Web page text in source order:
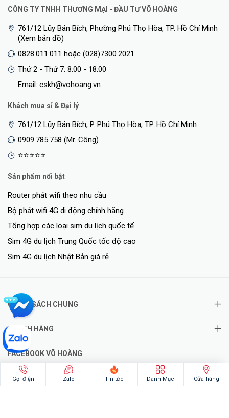
CÔNG TY TNHH THƯƠNG MẠI - ĐẦU TƯ VÕ HOÀNG
761/12 Lũy Bán Bích, Phường Phú Thọ Hòa, TP. Hồ Chí Minh
(Xem bản đồ)
0828.011.011 hoặc (028)7300.2021
Thứ 2 - Thứ 7: 8:00 - 18:00
Email: cskh@vohoang.vn
Khách mua sỉ & Đại lý
761/12 Lũy Bán Bích, P. Phú Thọ Hòa, TP. Hồ Chí Minh
0909.785.758 (Mr. Công)
⭐⭐⭐⭐⭐
Sản phẩm nổi bật
Router phát wifi theo nhu cầu
Bộ phát wifi 4G di động chính hãng
Tổng hợp các loại sim du lịch quốc tế
Sim 4G du lịch Trung Quốc tốc độ cao
Sim 4G du lịch Nhật Bản giá rẻ
CHÍNH SÁCH CHUNG
KHÁCH HÀNG
FACEBOOK VÕ HOÀNG
Gọi điện Zalo Tin tức Danh Mục Cửa hàng